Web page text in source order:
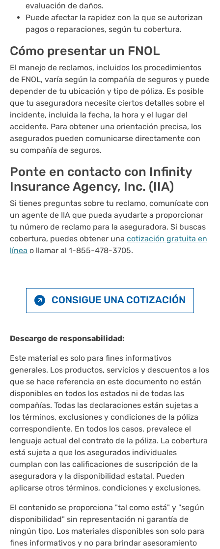
evaluación de daños.
Puede afectar la rapidez con la que se autorizan
pagos o reparaciones, según tu cobertura.
Cómo presentar un FNOL
El manejo de reclamos, incluidos los procedimientos
de FNOL, varía según la compañía de seguros y puede
depender de tu ubicación y tipo de póliza. Es posible
que tu aseguradora necesite ciertos detalles sobre el
incidente, incluida la fecha, la hora y el lugar del
accidente. Para obtener una orientación precisa, los
asegurados pueden comunicarse directamente con
su compañía de seguros.
Ponte en contacto con Infinity
Insurance Agency, Inc. (IIA)
Si tienes preguntas sobre tu reclamo, comunícate con
un agente de IIA que pueda ayudarte a proporcionar
tu número de reclamo para la aseguradora. Si buscas
cobertura, puedes obtener una cotización gratuita en
línea o llamar al 1-855-478-3705.
CONSIGUE UNA COTIZACIÓN
Descargo de responsabilidad:
Este material es solo para fines informativos
generales. Los productos, servicios y descuentos a los
que se hace referencia en este documento no están
disponibles en todos los estados ni de todas las
compañías. Todas las declaraciones están sujetas a
los términos, exclusiones y condiciones de la póliza
correspondiente. En todos los casos, prevalece el
lenguaje actual del contrato de la póliza. La cobertura
está sujeta a que los asegurados individuales
cumplan con las calificaciones de suscripción de la
aseguradora y la disponibilidad estatal. Pueden
aplicarse otros términos, condiciones y exclusiones.
El contenido se proporciona "tal como está" y "según
disponibilidad" sin representación ni garantía de
ningún tipo. Los materiales disponibles son solo para
fines informativos y no para brindar asesoramiento